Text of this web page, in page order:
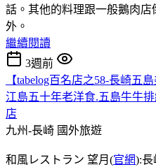
話。其他的料理跟一般鵝肉
外。
繼續閱讀
3週前
【tabelog百名店之58-長崎五
江島五十年老洋食.五島牛牛
店
九州-長崎 國外旅遊
和風レストラン 望月(官網):長